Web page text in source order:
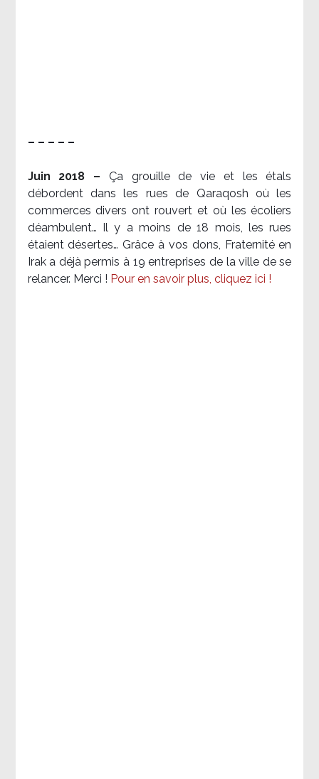
– – – – –
Juin 2018 – Ça grouille de vie et les étals
débordent dans les rues de Qaraqosh où les
commerces divers ont rouvert et où les écoliers
déambulent… Il y a moins de 18 mois, les rues
étaient désertes… Grâce à vos dons, Fraternité en
Irak a déjà permis à 19 entreprises de la ville de se
relancer. Merci ! Pour en savoir plus, cliquez ici !